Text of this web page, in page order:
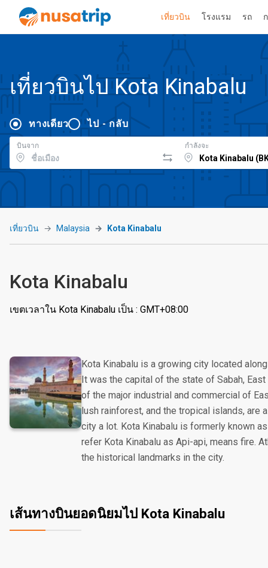
เที่ยวบิน โรงแรม รถ
เที่ยวบินไป Kota Kinabalu
ทางเดียว ไป - กลับ
บินจาก กำลังจะ
เที่ยวบิน Malaysia Kota Kinabalu
Kota Kinabalu
เขตเวลาใน Kota Kinabalu เป็น : GMT+08:00
Kota Kinabalu is a growing city located
It was the capital of the state of Sabah,
of the major industrial and commercial of
lush rainforest, and the tropical islands, are
city a lot. Kota Kinabalu is formerly known
refer Kota Kinabalu as Api-api, means fire.
the historical landmarks in the city.
เส้นทางบินยอดนิยมไป Kota Kinabalu